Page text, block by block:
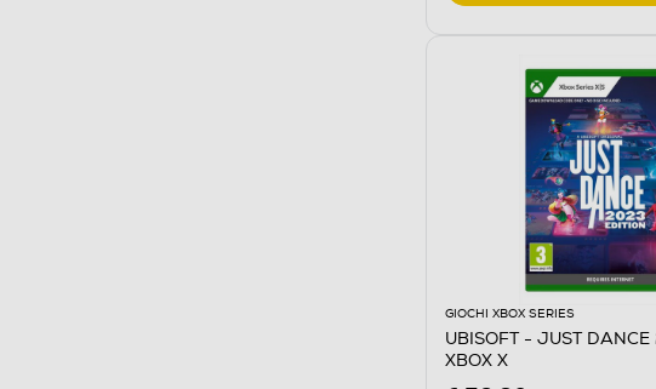
GIOCHI XBOX SERIES
UBISOFT - JUST
XBOX X